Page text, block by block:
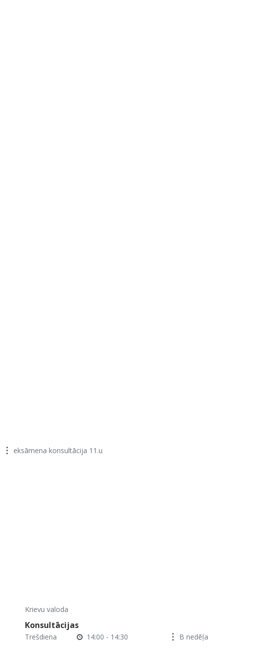
eksāmena konsultācija 11.u
Krievu valoda
Konsultācijas
Trešdiena 14:00 - 14:30 B nedēļa